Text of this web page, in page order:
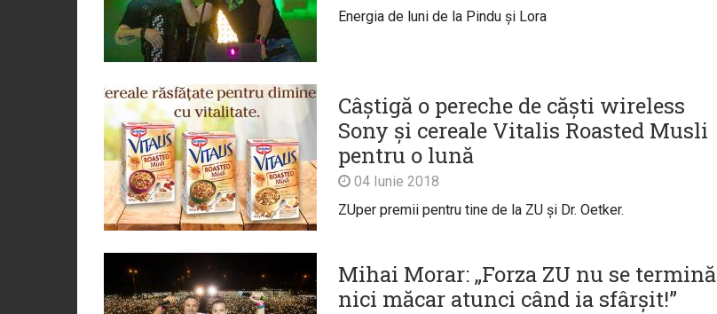
Energia de luni de la Pindu și Lora
Câștigă o pereche de căști wireless
Sony și cereale Vitalis Roasted Musli
pentru o lună
04 Iunie 2018
ZUper premii pentru tine de la ZU și Dr. Oetker.
Mihai Morar: „Forza ZU nu se termină
nici măcar atunci când ia sfârșit!”